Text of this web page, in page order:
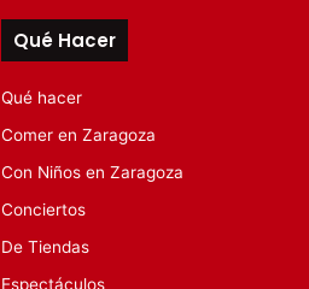
Qué Hacer
Qué hacer
Comer en Zaragoza
Con Niños en Zaragoza
Conciertos
De Tiendas
Espectáculos